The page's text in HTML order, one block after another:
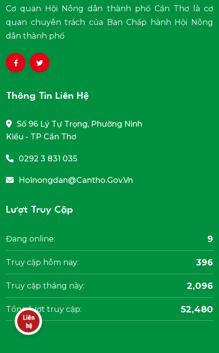
Cơ quan Hội Nông dân thành phố Cần Thơ là cơ
quan chuyên trách của Ban Chấp hành Hội Nông
dân thành phố
Thông Tin Liên Hệ
Số 96 Lý Tự Trọng, Phường Ninh
Kiều - TP Cần Thơ
0292 3 831 035
Hoinongdan@cantho.gov.vn
Lượt Truy Cập
Đang online: 9
Truy cập hôm nay: 396
Truy cập tháng này: 2,096
Tổng lượt truy cập: 52,480